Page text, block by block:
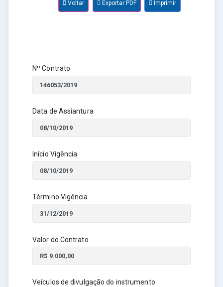
Voltar Exportar PDF Imprimir
Nº Contrato
Data de Assiantura
Início Vigência
Término Vigência
Valor do Contrato
Veículos de divulgação do instrumento